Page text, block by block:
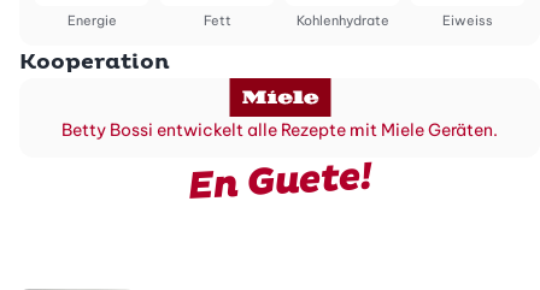
Energie Fett Kohlenhydrate Eiweiss
Kooperation
Betty Bossi entwickelt alle Rezepte mit Miele Geräten.
En Guete!